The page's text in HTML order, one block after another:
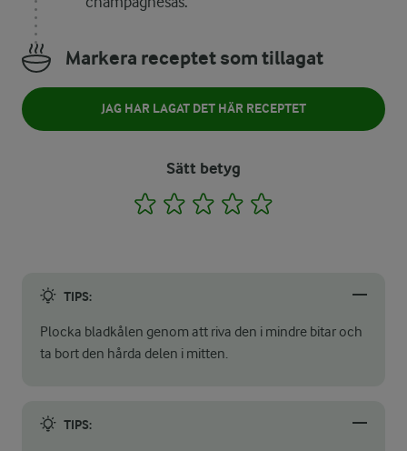
Markera receptet som tillagat
JAG HAR LAGAT DET HÄR RECEPTET
Sätt betyg
1 2 3 4
TIPS:
Plocka bladkålen genom att riva den i mindre bitar och
ta bort den hårda delen i mitten.
TIPS: